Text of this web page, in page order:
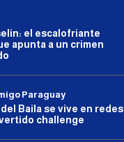
el escalofriante
apunta a un crimen
Paraguay
Baila se vive en redes
challenge